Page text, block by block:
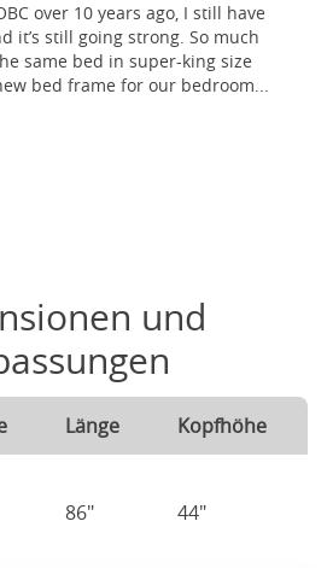
over 10 years ago, I still have
it’s still going strong. So much
same bed in super-king size
bed frame for our bedroom...
und
Länge Kopfhöhe
86" 44"